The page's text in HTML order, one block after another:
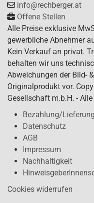
info@rechberger.at
Offene Stellen
Alle Preise exklusive
gewerbliche Abnehmer
Kein Verkauf an privat.
behalten wir uns
Abweichungen der Bild-
Originalprodukt vor.
Gesellschaft m.b.H. -
Bezahlung/Lieferung
Datenschutz
AGB
Impressum
Nachhaltigkeit
Cookies widerrufen